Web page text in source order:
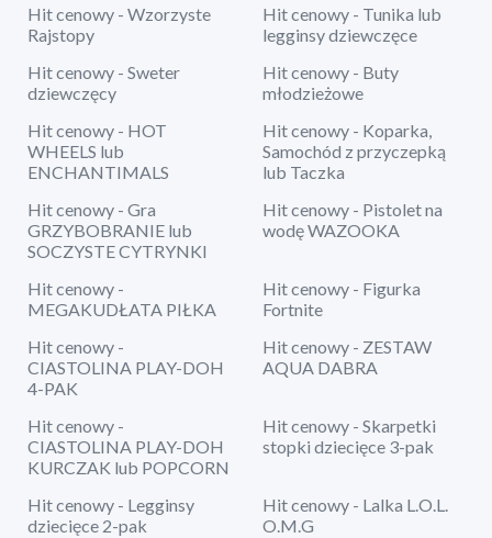
Hit cenowy - Wzorzyste
Rajstopy
Hit cenowy - Tunika lub
legginsy dziewczęce
Hit cenowy - Sweter
dziewczęcy
Hit cenowy - Buty
młodzieżowe
Hit cenowy - HOT
WHEELS lub
ENCHANTIMALS
Hit cenowy - Koparka,
Samochód z przyczepką
lub Taczka
Hit cenowy - Gra
GRZYBOBRANIE lub
SOCZYSTE CYTRYNKI
Hit cenowy - Pistolet na
wodę WAZOOKA
Hit cenowy -
MEGAKUDŁATA PIŁKA
Hit cenowy - Figurka
Fortnite
Hit cenowy -
CIASTOLINA PLAY-DOH
4-PAK
Hit cenowy - ZESTAW
AQUA DABRA
Hit cenowy -
CIASTOLINA PLAY-DOH
KURCZAK lub POPCORN
Hit cenowy - Skarpetki
stopki dziecięce 3-pak
Hit cenowy - Legginsy
dziecięce 2-pak
Hit cenowy - Lalka L.O.L.
O.M.G